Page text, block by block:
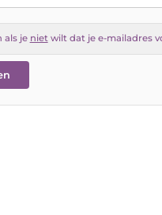
als je niet wilt dat je e-mailadres